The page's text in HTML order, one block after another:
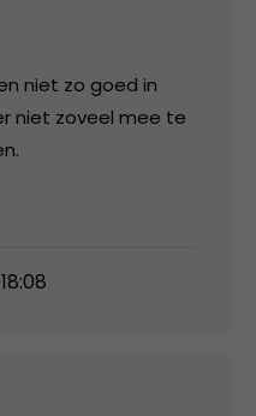
niet zo goed in
niet zoveel mee te